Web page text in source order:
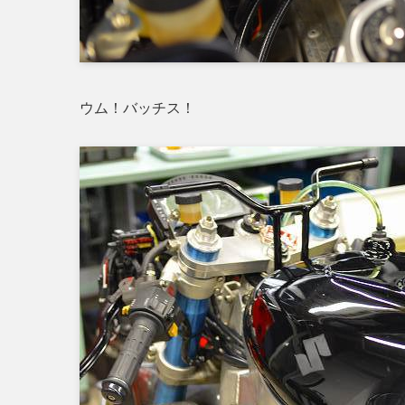
ウム！バッチス！